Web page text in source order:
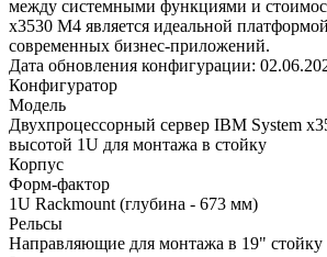
между системными функциями и
x3530 M4 является идеальной
современных бизнес-приложений.
Дата обновления конфигурации:
Конфигуратор
Модель
Двухпроцессорный сервер IBM System
высотой 1U для монтажа в стойку
Корпус
Форм-фактор
1U Rackmount (глубина - 673 мм)
Рельсы
Направляющие для монтажа в 19" стойку